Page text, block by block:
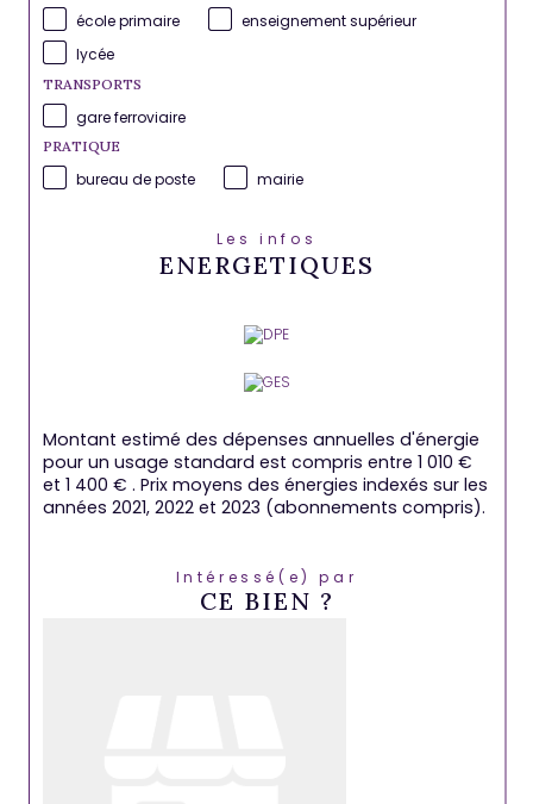
école primaire
enseignement supérieur
lycée
TRANSPORTS
gare ferroviaire
PRATIQUE
bureau de poste mairie
Les infos
ENERGETIQUES
Montant estimé des dépenses annuelles d'énergie
pour un usage standard est compris entre 1 010 €
et 1 400 € . Prix moyens des énergies indexés sur les
années 2021, 2022 et 2023 (abonnements compris).
Intéressé(e) par
CE BIEN ?